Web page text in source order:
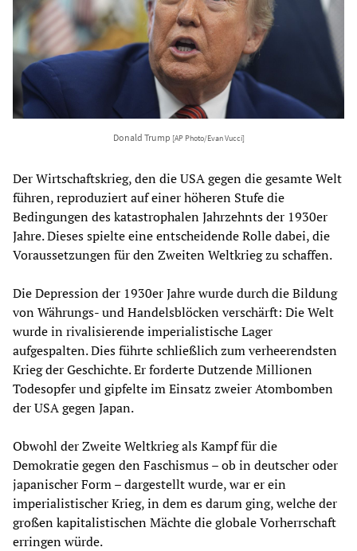
Donald Trump [AP Photo/Evan Vucci]
Der Wirtschaftskrieg, den die USA gegen die gesamte Welt
führen, reproduziert auf einer höheren Stufe die
Bedingungen des katastrophalen Jahrzehnts der 1930er
Jahre. Dieses spielte eine entscheidende Rolle dabei, die
Voraussetzungen für den Zweiten Weltkrieg zu schaffen.
Die Depression der 1930er Jahre wurde durch die Bildung
von Währungs- und Handelsblöcken verschärft: Die Welt
wurde in rivalisierende imperialistische Lager
aufgespalten. Dies führte schließlich zum verheerendsten
Krieg der Geschichte. Er forderte Dutzende Millionen
Todesopfer und gipfelte im Einsatz zweier Atombomben
der USA gegen Japan.
Obwohl der Zweite Weltkrieg als Kampf für die
Demokratie gegen den Faschismus – ob in deutscher oder
japanischer Form – dargestellt wurde, war er ein
imperialistischer Krieg, in dem es darum ging, welche der
großen kapitalistischen Mächte die globale Vorherrschaft
erringen würde.